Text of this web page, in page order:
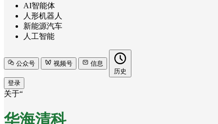
AI智能体
人形机器人
新能源汽车
人工智能
公众号 视频号
信息
历史
登录
关于“
华海清科